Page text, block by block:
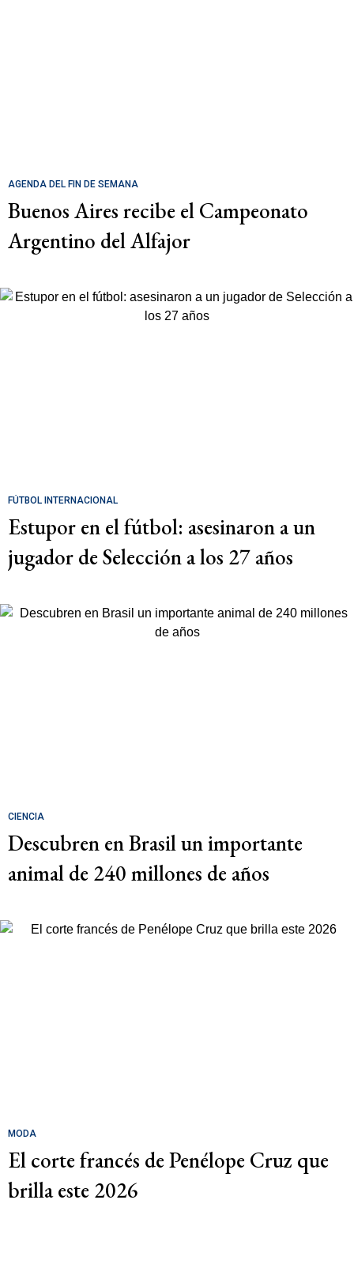
AGENDA DEL FIN DE SEMANA
Buenos Aires recibe el Campeonato
Argentino del Alfajor
FÚTBOL INTERNACIONAL
Estupor en el fútbol: asesinaron a un
jugador de Selección a los 27 años
CIENCIA
Descubren en Brasil un importante
animal de 240 millones de años
MODA
El corte francés de Penélope Cruz que
brilla este 2026